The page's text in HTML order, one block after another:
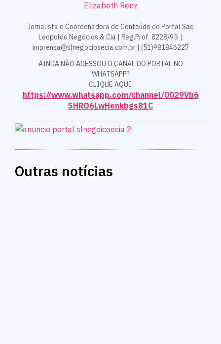
Elizabeth Renz
Jornalista e Coordenadora de Conteúdo do Portal São
Leopoldo Negócios & Cia | Reg.Prof. 8228/95 |
imprensa@slnegociosecia.com.br | (51)981846227
AINDA NÃO ACESSOU O CANAL DO PORTAL NO
WHATSAPP?
CLIQUE AQUI:
https://www.whatsapp.com/channel/0029Vb6
5HRO6LwHenkbgs81C
Outras notícias